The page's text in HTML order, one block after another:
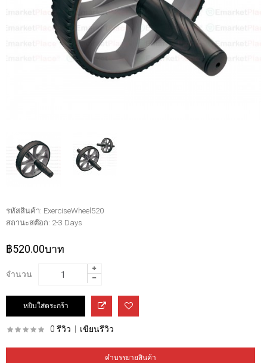
รหัสสินค้า: ExerciseWheel520
สถานะสต๊อก: 2-3 Days
฿520.00บาท
จำนวน
0 รีวิว เขียนรีวิว
คำบรรยายสินค้า